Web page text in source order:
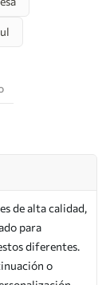
de alta calidad,
para
diferentes.
o